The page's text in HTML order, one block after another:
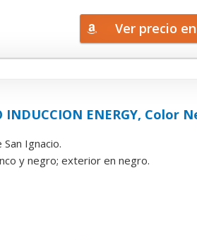
Ver precio
INDUCCION ENERGY, Color
Ignacio.
y negro; exterior en negro.